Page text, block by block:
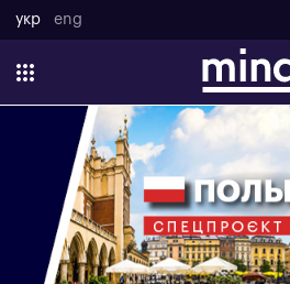
укр eng